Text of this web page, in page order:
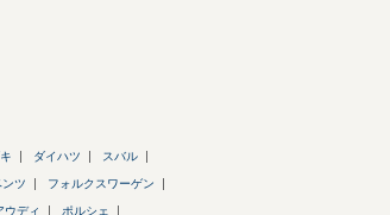
ダイハツ スバル
ンツ フォルクスワーゲン
ウディ ポルシェ